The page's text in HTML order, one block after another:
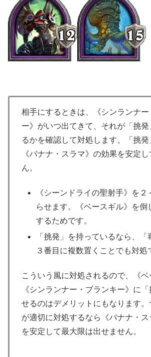
相手にするときは、《シンランナー
ー》がいつ出てきて、それが「挑
るかを確認して対処します。「挑発
《バナナ・スラマ》の効果を安定
ん。
《シーンドライの聖射手》を２
らせます。《ベースギル》を倒
するためです。
「挑発」を持っているなら、「
３番目に複数置くことでも対処
こういう風に対処されるので、《
《シンランナー・ブランキー》に
せるのはデメリットにもなります
が適切に対処するなら《バナナ・
を安定して最大限は出せません。